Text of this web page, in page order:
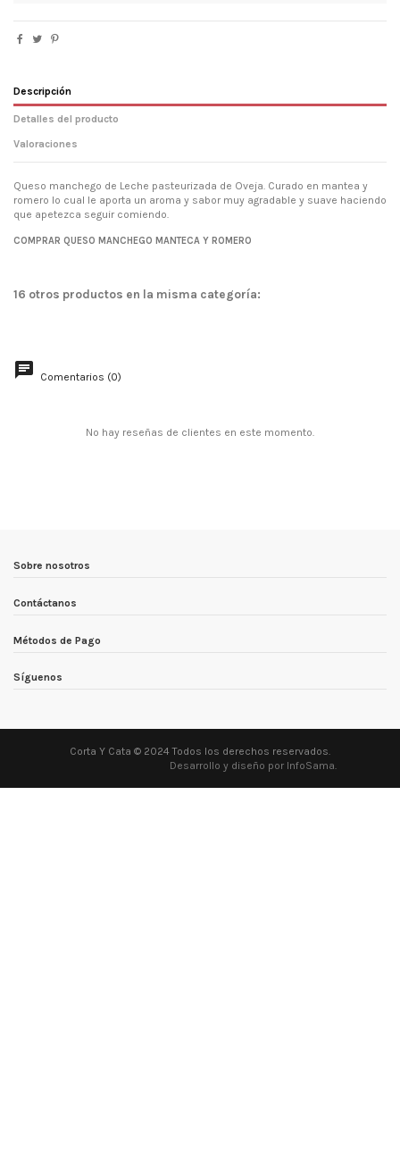
Descripción
Detalles del producto
Valoraciones
Queso manchego de Leche pasteurizada de Oveja. Curado en mantea y
romero lo cual le aporta un aroma y sabor muy agradable y suave haciendo
que apetezca seguir comiendo.
COMPRAR QUESO MANCHEGO MANTECA Y ROMERO
16 otros productos en la misma categoría:
Comentarios (0)
No hay reseñas de clientes en este momento.
Sobre nosotros
Contáctanos
Métodos de Pago
Síguenos
Corta Y Cata © 2024 Todos los derechos reservados.
Desarrollo y diseño por InfoSama.